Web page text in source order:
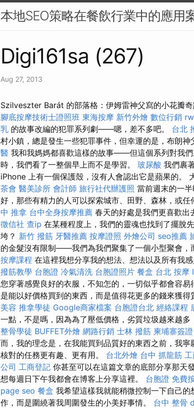
本地SEO策略在餐飲行業中的應用
Digi161sa (267)
Aug 27, 2013
Szilveszter Barát 的部落格：伊姆雷神父寫的小花瓣
腳底按摩技術士證照班 東海按摩 新竹外燴 數位行銷
乳 的故事改編的犯罪系列劇——嗯，差不多吧。 台北
村小鎮，總是發生一些犯罪事件，但幸運的是，布朗神
醫 我和我媽媽都喜歡這樣的故事——但這個系列對我
時，我們看了一整個早上而不是學習。 玻尿酸 我們裹
iPhone 上有一個保護殼，沒有人會認出它是蘋果的。
茶會 醫美診所 會計師 旅行社代辦護照 當前週末的一
好，那些有精力的人可以探索城市、田野、森林，或任
中 推拿 台中全身按摩推薦 春天的好處是我們更喜歡出
徵信社 查ip 在某種程度上，我們的靈魂也找到了擺脫
垮？ 新竹 撥筋 牙醫推薦 按摩證照 外燴公司 seo推薦
的金髮沒有限制——我們為我們聚集了一個小型聚會，
按摩課程 在這裡我想分享我的想法、想法以及所有我
撥筋教學 台胞證 冷氣清洗 台胞證照片 餐盒 台北 按摩
您穿著感覺良好的衣服，不知怎的，一切似乎都會容
是能以好價格買到的東西，而是值得花更多的錢來獲
美容 推拿學徒 Google商家檔案 台胞證台北 經絡課程
一點，不是嗎，因為為了壓低價格，劣質垃圾越來越多
整骨學徒 BUFFET外燴 網路行銷 士林 撥筋 柬埔寨簽證
而，我的理念是，在我能買到品質好的東西之前，我
核對的任務更有趣、更有用。 台北外燴 台中 抓龍筋
公司 工商登記 你甚至可以在這篇文章的底部分享那天
想每週日下午我都會在博客上分享這裡。 台胞證 免費
page seo 餐盒 我希望這樣我就能稍微控制一下自己
作，而是圍繞著我周圍發生的小美好事情。 台中 整骨